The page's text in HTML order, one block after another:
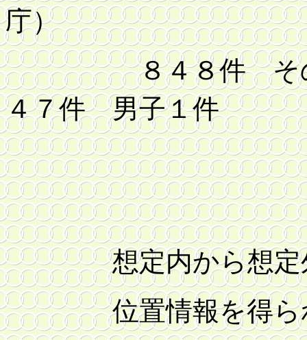
庁）
８４８件 そのう
４７件 男子１件
想定内から想定
位置情報を得られ